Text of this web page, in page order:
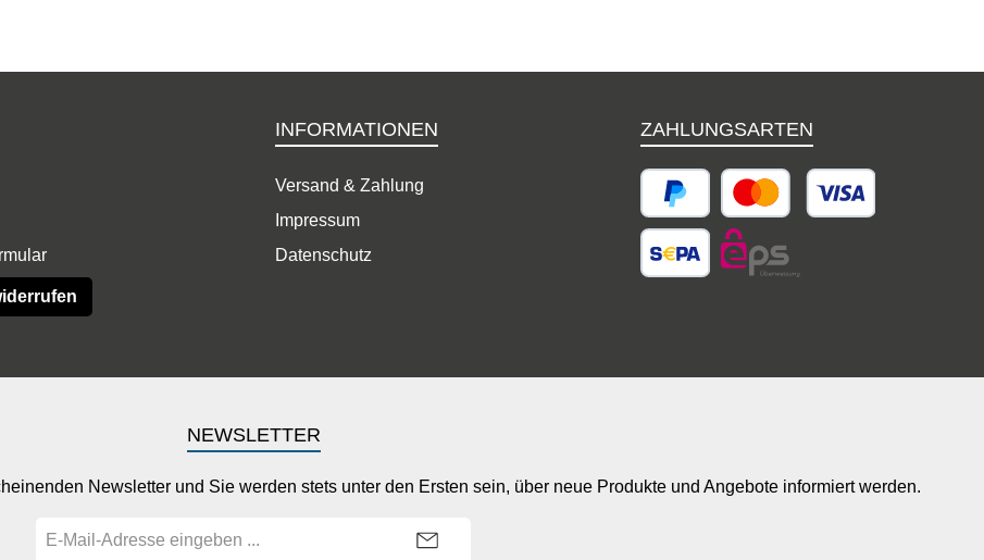
INFORMATIONEN
Versand & Zahlung
Impressum
Datenschutz
ZAHLUNGSARTEN
NEWSLETTER
Newsletter und Sie werden stets unter den Ersten sein, über neue Produkte und Angebote informiert werden.
Mail-